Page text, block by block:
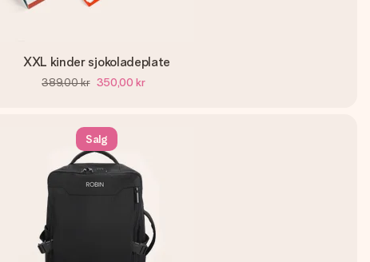
XXL kinder sjokoladeplate
389,00 kr 350,00 kr
Salg